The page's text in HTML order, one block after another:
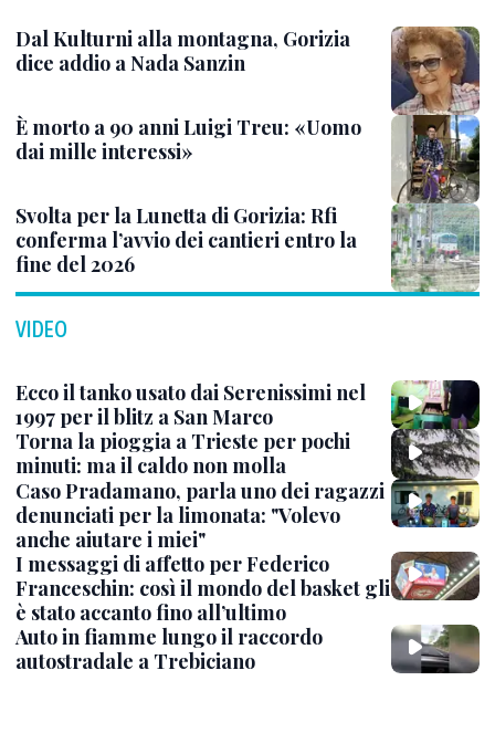
Dal Kulturni alla montagna, Gorizia
dice addio a Nada Sanzin
È morto a 90 anni Luigi Treu: «Uomo
dai mille interessi»
Svolta per la Lunetta di Gorizia: Rfi
conferma l’avvio dei cantieri entro la
fine del 2026
VIDEO
Ecco il tanko usato dai Serenissimi nel
1997 per il blitz a San Marco
Torna la pioggia a Trieste per pochi
minuti: ma il caldo non molla
Caso Pradamano, parla uno dei ragazzi
denunciati per la limonata: "Volevo
anche aiutare i miei"
I messaggi di affetto per Federico
Franceschin: così il mondo del basket gli
è stato accanto fino all’ultimo
Auto in fiamme lungo il raccordo
autostradale a Trebiciano